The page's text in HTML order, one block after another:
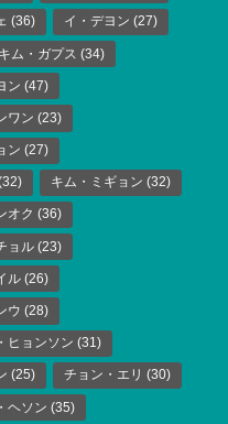
(36) イ・デヨン (27)
キム・ガプス (34)
ン (47)
ワン (23)
ン (27)
キム・ミギョン (32)
オク (36)
ョル (23)
ル (26)
ウ (28)
ヒョンソン (31)
(25) チョン・エリ (30)
ヘソン (35)